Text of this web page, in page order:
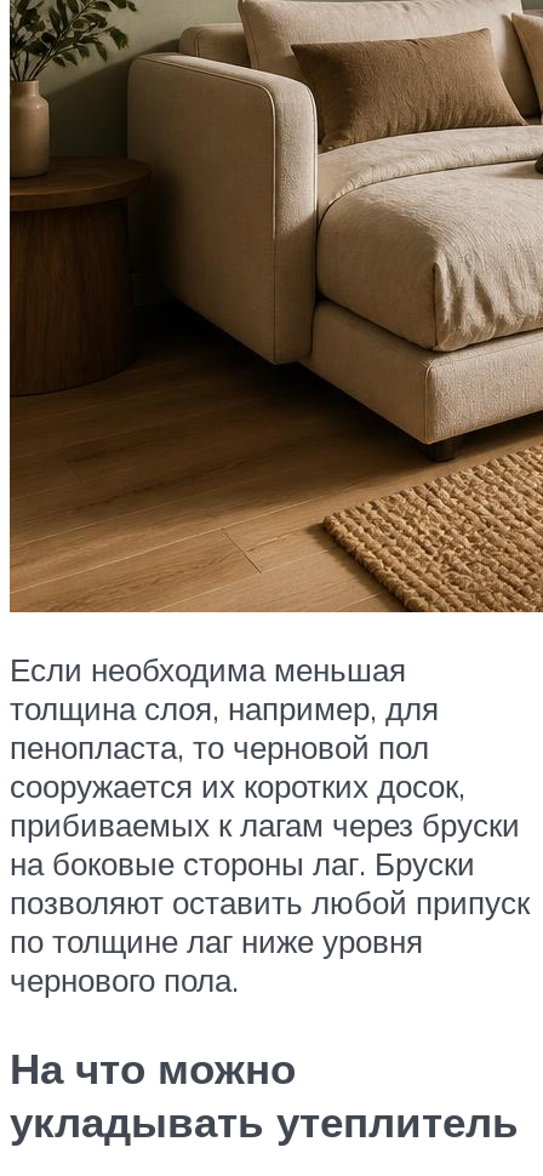
Если необходима меньшая
толщина слоя, например, для
пенопласта, то черновой пол
сооружается их коротких досок,
прибиваемых к лагам через бруски
на боковые стороны лаг. Бруски
позволяют оставить любой припуск
по толщине лаг ниже уровня
чернового пола.
На что можно
укладывать утеплитель